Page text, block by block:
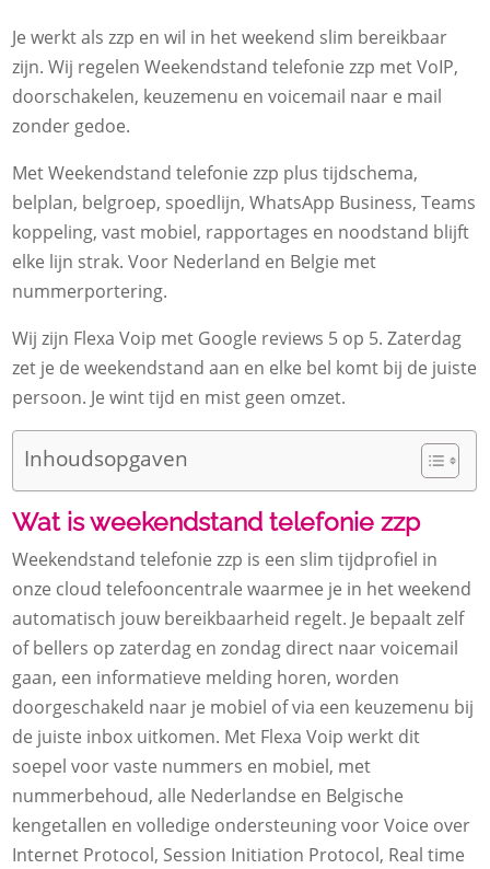
Je werkt als zzp en wil in het weekend slim bereikbaar
zijn.​ Wij regelen Weekendstand telefonie zzp met VoIP,
doorschakelen, keuzemenu en voicemail naar e mail
zonder gedoe.​
Met Weekendstand telefonie zzp plus tijdschema,
belplan, belgroep, spoedlijn, WhatsApp Business, Teams
koppeling, vast mobiel, rapportages en noodstand blijft
elke lijn strak.​ Voor Nederland en Belgie met
nummerportering.​
Wij zijn Flexa Voip met Google reviews 5 op 5.​ Zaterdag
zet je de weekendstand aan en elke bel komt bij de juiste
persoon.​ Je wint tijd en mist geen omzet.​
Inhoudsopgaven
Wat is weekendstand telefonie zzp
Weekendstand telefonie zzp is een slim tijdprofiel in
onze cloud telefooncentrale waarmee je in het weekend
automatisch jouw bereikbaarheid regelt.​ Je bepaalt zelf
of bellers op zaterdag en zondag direct naar voicemail
gaan, een informatieve melding horen, worden
doorgeschakeld naar je mobiel of via een keuzemenu bij
de juiste inbox uitkomen.​ Met Flexa Voip werkt dit
soepel voor vaste nummers en mobiel, met
nummerbehoud, alle Nederlandse en Belgische
kengetallen en volledige ondersteuning voor Voice over
Internet Protocol, Session Initiation Protocol, Real time